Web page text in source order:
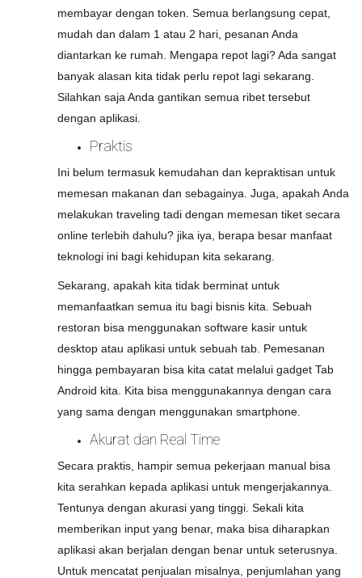
membayar dengan token. Semua berlangsung cepat,
mudah dan dalam 1 atau 2 hari, pesanan Anda
diantarkan ke rumah. Mengapa repot lagi? Ada sangat
banyak alasan kita tidak perlu repot lagi sekarang.
Silahkan saja Anda gantikan semua ribet tersebut
dengan aplikasi.
Praktis
Ini belum termasuk kemudahan dan kepraktisan untuk
memesan makanan dan sebagainya. Juga, apakah Anda
melakukan traveling tadi dengan memesan tiket secara
online terlebih dahulu? jika iya, berapa besar manfaat
teknologi ini bagi kehidupan kita sekarang.
Sekarang, apakah kita tidak berminat untuk
memanfaatkan semua itu bagi bisnis kita. Sebuah
restoran bisa menggunakan software kasir untuk
desktop atau aplikasi untuk sebuah tab. Pemesanan
hingga pembayaran bisa kita catat melalui gadget Tab
Android kita. Kita bisa menggunakannya dengan cara
yang sama dengan menggunakan smartphone.
Akurat dan Real Time
Secara praktis, hampir semua pekerjaan manual bisa
kita serahkan kepada aplikasi untuk mengerjakannya.
Tentunya dengan akurasi yang tinggi. Sekali kita
memberikan input yang benar, maka bisa diharapkan
aplikasi akan berjalan dengan benar untuk seterusnya.
Untuk mencatat penjualan misalnya, penjumlahan yang